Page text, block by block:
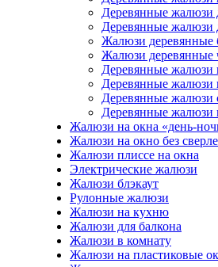
Деревянные жалюзи
Деревянные жалюзи
Жалюзи деревянные
Жалюзи деревянные
Деревянные жалюзи
Деревянные жалюзи
Деревянные жалюзи
Деревянные жалюзи
Жалюзи на окна «день-
Жалюзи на окно без
Жалюзи плиссе на окна
Электрические жалюзи
Жалюзи блэкаут
Рулонные жалюзи
Жалюзи на кухню
Жалюзи для балкона
Жалюзи в комнату
Жалюзи на пластиковые